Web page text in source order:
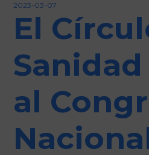
2023-03-07
El
al